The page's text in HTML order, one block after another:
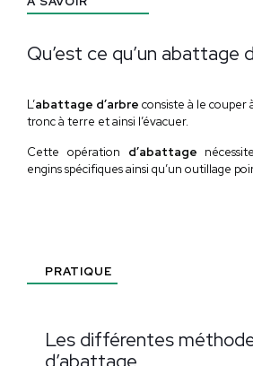
Qu’est ce qu’un abattage
L’abattage d’arbre consiste à le couper
tronc à terre et ainsi l’évacuer.
Cette opération d’abattage
engins spécifiques ainsi qu’un outillage
PRATIQUE
Les différentes